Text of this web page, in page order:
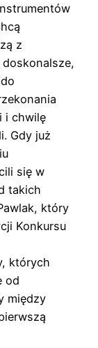
z
doskonalsze,
i chwilę
Gdy już
się w
takich
który
Konkursu
których
od
między